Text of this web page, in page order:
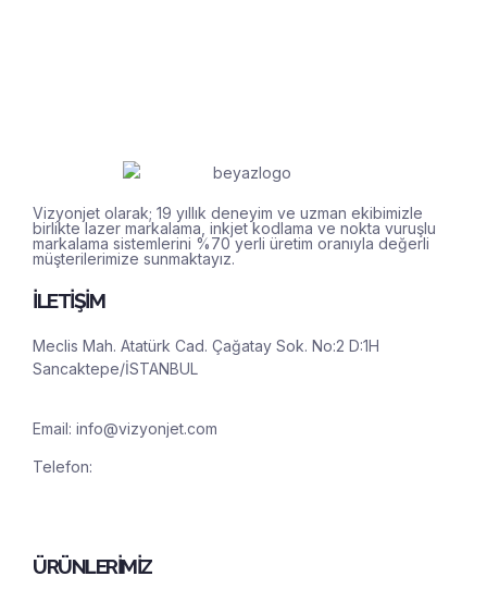
Vizyonjet olarak; 19 yıllık deneyim ve uzman ekibimizle
birlikte lazer markalama, inkjet kodlama ve nokta vuruşlu
markalama sistemlerini %70 yerli üretim oranıyla değerli
müşterilerimize sunmaktayız.
İLETİŞİM
Meclis Mah. Atatürk Cad. Çağatay Sok. No:2 D:1H
Sancaktepe/İSTANBUL
Email: info@vizyonjet.com
Telefon:
ÜRÜNLERİMİZ